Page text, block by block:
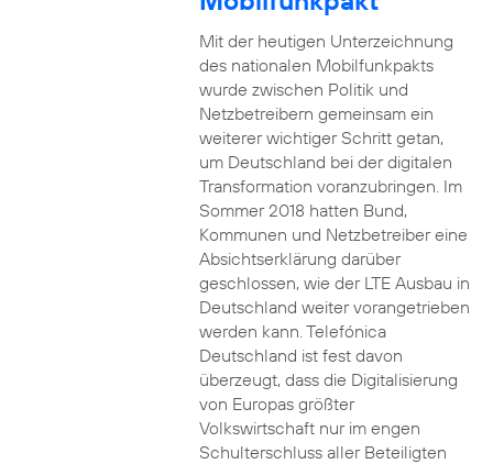
Mit der heutigen Unterzeichnung
des nationalen Mobilfunkpakts
wurde zwischen Politik und
Netzbetreibern gemeinsam ein
weiterer wichtiger Schritt getan,
um Deutschland bei der digitalen
Transformation voranzubringen. Im
Sommer 2018 hatten Bund,
Kommunen und Netzbetreiber eine
Absichtserklärung darüber
geschlossen, wie der LTE Ausbau in
Deutschland weiter vorangetrieben
werden kann. Telefónica
Deutschland ist fest davon
überzeugt, dass die Digitalisierung
von Europas größter
Volkswirtschaft nur im engen
Schulterschluss aller Beteiligten